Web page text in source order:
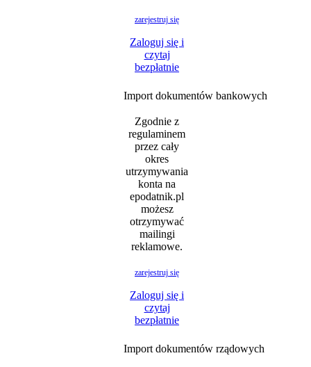
zarejestruj się
Zaloguj się i
czytaj
bezpłatnie
Import dokumentów bankowych
Zgodnie z
regulaminem
przez cały
okres
utrzymywania
konta na
epodatnik.pl
możesz
otrzymywać
mailingi
reklamowe.
zarejestruj się
Zaloguj się i
czytaj
bezpłatnie
Import dokumentów rządowych